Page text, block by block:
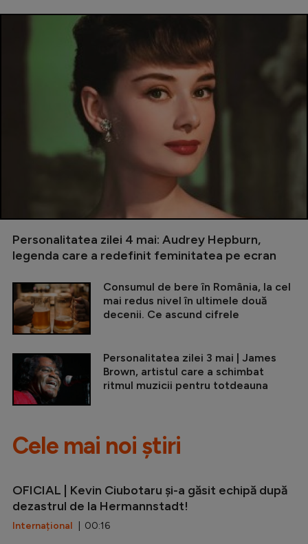
Personalitatea zilei 4 mai: Audrey Hepburn,
legenda care a redefinit feminitatea pe ecran
Consumul de bere în România, la cel
mai redus nivel în ultimele două
decenii. Ce ascund cifrele
Personalitatea zilei 3 mai | James
Brown, artistul care a schimbat
ritmul muzicii pentru totdeauna
Cele mai noi știri
OFICIAL | Kevin Ciubotaru și-a găsit echipă după
dezastrul de la Hermannstadt!
Internațional | 00:16